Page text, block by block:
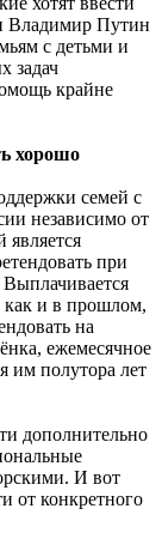
Владимир Путин
с детьми и
задач
крайне
хорошо
семей с
независимо от
при
как и в прошлом,
на
ежемесячное
им полутора лет
дополнительно
И вот
от конкретного